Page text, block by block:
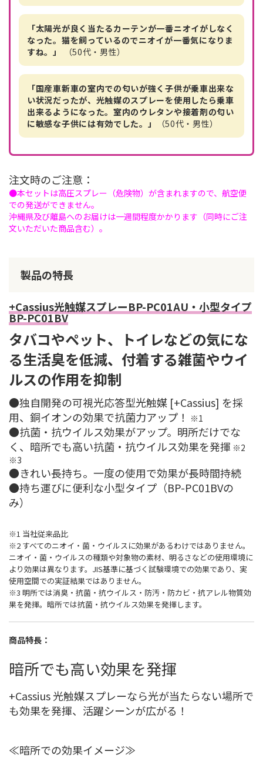
「太陽光が良く当たるカーテンが一番ニオイがしなく
なった。猫を飼っているのでニオイが一番気になりま
すね。」
（50代・男性）
「国産車新車の室内での匂いが強く子供が乗車出来な
い状況だったが、光触媒のスプレーを使用したら乗車
出来るようになった。室内のウレタンや接着剤の匂い
に敏感な子供には有効でした。」
（50代・男性）
注文時のご注意：
●本セットは高圧スプレー（危険物）が含まれますので、航空便
での発送ができません。
沖縄県及び離島へのお届けは一週間程度かかります（同時にご注
文いただいた商品含む）。
製品の特長
+Cassius光触媒スプレーBP-PC01AU・小型タイプ
BP-PC01BV
タバコやペット、トイレなどの気にな
る生活臭を低減、付着する雑菌やウイ
ルスの作用を抑制
●独自開発の可視光応答型光触媒 [+Cassius] を採
用、銅イオンの効果で抗菌力アップ！
※1
●抗菌・抗ウイルス効果がアップ。明所だけでな
く、暗所でも高い抗菌・抗ウイルス効果を発揮 ※2
※3
●きれい長持ち。一度の使用で効果が長時間持続
●持ち運びに便利な小型タイプ（BP-PC01BVの
み）
※1 当社従来品比
※2 すべてのニオイ・菌・ウイルスに効果があるわけではありません。
ニオイ・菌・ウイルスの種類や対象物の素材、明るさなどの使用環境に
より効果は異なります。JIS基準に基づく試験環境での効果であり、実
使用空間での実証結果ではありません。
※3 明所では消臭・抗菌・抗ウイルス・防汚・防カビ・抗アレル物質効
果を発揮。暗所では抗菌・抗ウイルス効果を発揮します。
商品特長：
暗所でも高い効果を発揮
+Cassius 光触媒スプレーなら光が当たらない場所で
も効果を発揮、活躍シーンが広がる！
≪暗所での効果イメージ≫